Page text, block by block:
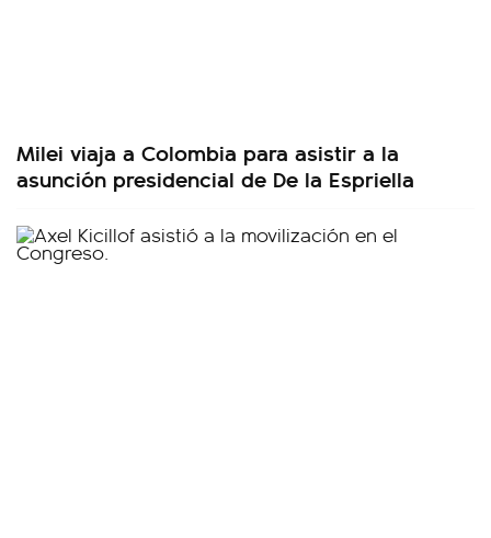
Milei viaja a Colombia para asistir a la
asunción presidencial de De la Espriella